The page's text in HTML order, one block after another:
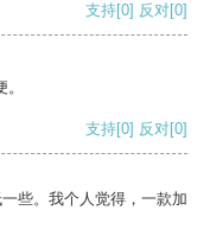
支持[0] 反对[0]
支持[0] 反对[0]
些。我个人觉得，一款加